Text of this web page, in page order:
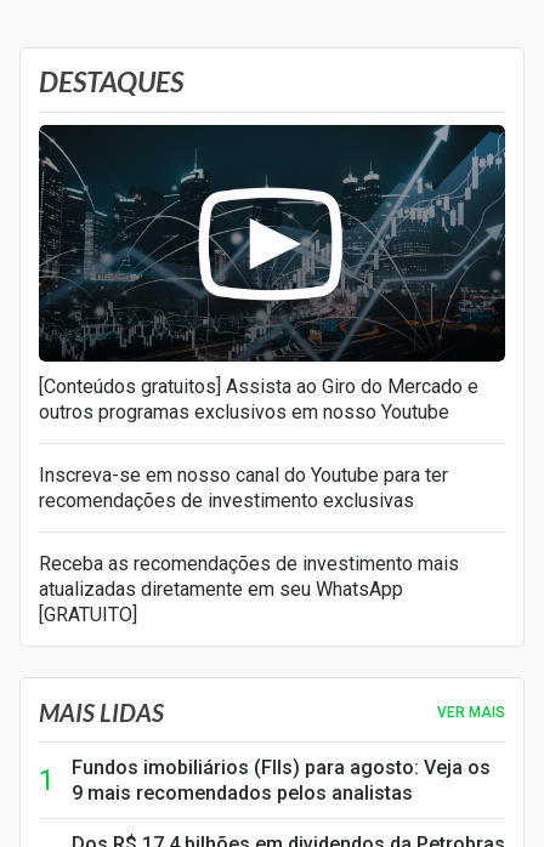
DESTAQUES
[Conteúdos gratuitos] Assista ao Giro do Mercado e
outros programas exclusivos em nosso Youtube
Inscreva-se em nosso canal do Youtube para ter
recomendações de investimento exclusivas
Receba as recomendações de investimento mais
atualizadas diretamente em seu WhatsApp
[GRATUITO]
MAIS LIDAS VER MAIS
Fundos imobiliários (FIIs) para agosto: Veja os
9 mais recomendados pelos analistas